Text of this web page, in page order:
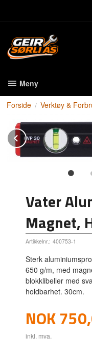
Meny
Forside Verktøy &
Prev
Vater
Magnet,
Artikkelnr.: 400753-1
Sterk
650 g/m, med
blokklibeller med
holdbarhet. 30cm.
Pris
NOK
inkl. mva.